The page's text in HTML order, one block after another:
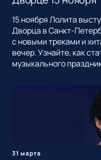
15 ноября Лолита
Дворца в Санкт-
с новыми треками и
вечер. Узнайте, как
музыкального
31 марта